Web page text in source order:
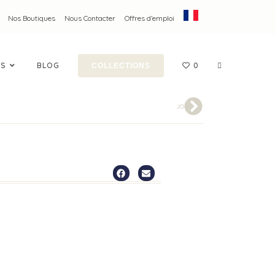
Nos Boutiques Nous Contacter Offres d’emploi
BLOG COLLECTIONS 0
JO